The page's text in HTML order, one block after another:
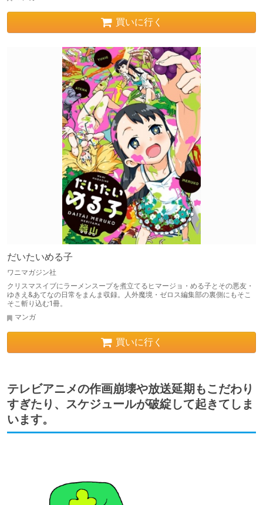
買いに行く
だいたいめる子
ワニマガジン社
クリスマスイブにラーメンスープを煮立てるヒマージョ・める子とその悪友・
ゆきえ&あてなの日常をまんま収録。人外魔境・ゼロス編集部の裏側にもそこ
そこ斬り込む1冊。
マンガ
買いに行く
テレビアニメの作画崩壊や放送延期もこだわり
すぎたり、スケジュールが破綻して起きてしま
います。